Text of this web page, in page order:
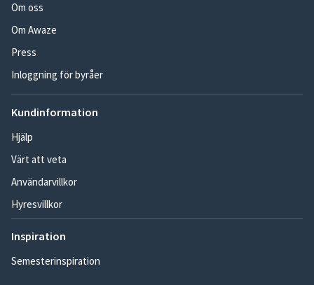
Om oss
Om Awaze
Press
Inloggning för byråer
Kundinformation
Hjälp
Värt att veta
Användarvillkor
Hyresvillkor
Inspiration
Semesterinspiration